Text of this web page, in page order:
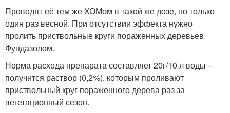
Проводят её тем же ХОМом в такой же дозе, но только
один раз весной. При отсутствии эффекта нужно
пролить приствольные круги пораженных деревьев
Фундазолом.
Норма расхода препарата составляет 20г/10 л воды –
получится раствор (0,2%), которым проливают
приствольный круг пораженного дерева раз за
вегетационный сезон.